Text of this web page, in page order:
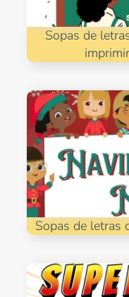
Sopas de
Sopas de letras